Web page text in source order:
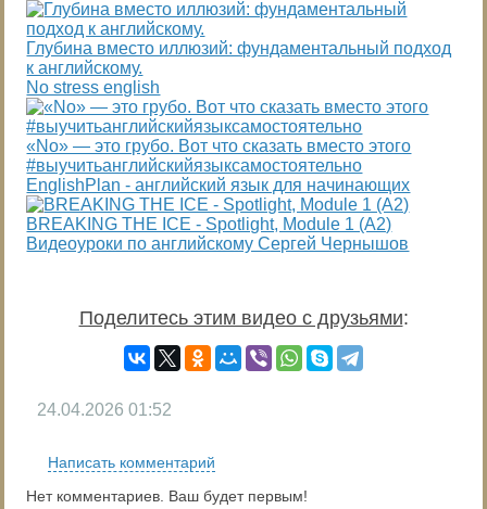
Глубина вместо иллюзий: фундаментальный подход
к английскому.
No stress english
«No» — это грубо. Вот что сказать вместо этого
#выучитьанглийскийязыксамостоятельно
EnglishPlan - английский язык для начинающих
BREAKING THE ICE - Spotlight, Module 1 (A2)
Видеоуроки по английскому Сергей Чернышов
Поделитесь этим видео с друзьями:
24.04.2026 01:52
Написать комментарий
Нет комментариев. Ваш будет первым!